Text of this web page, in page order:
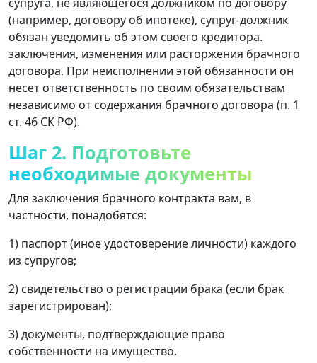
(например, договору об ипотеке), супруг-должник
обязан уведомить об этом своего кредитора.
заключения, изменения или расторжения брачного
договора. При неисполнении этой обязанности он
несет ответственность по своим обязательствам
независимо от содержания брачного договора (п. 1
ст. 46 СК РФ).
Шаг 2. Подготовьте
необходимые документы
Для заключения брачного контракта вам, в
частности, понадобятся:
1) паспорт (иное удостоверение личности) каждого
из супругов;
2) свидетельство о регистрации брака (если брак
зарегистрирован);
3) документы, подтверждающие право
собственности на имущество.